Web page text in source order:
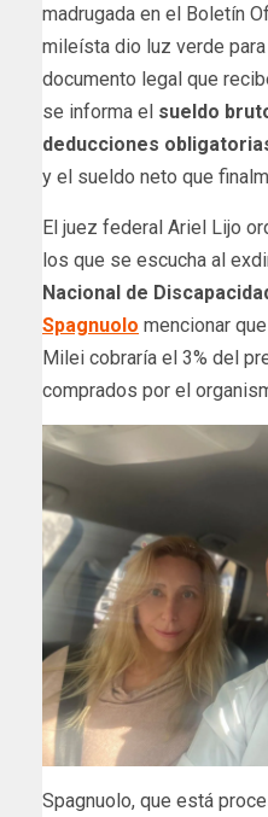
madrugada en el Boletín
mileísta dio luz verde
documento legal que
se informa el sueldo
deducciones
y el sueldo neto que
El juez federal Ariel Lijo
los que se escucha al
Nacional de
Spagnuolo mencionar
Milei cobraría el 3% del
comprados por el
Spagnuolo, que está